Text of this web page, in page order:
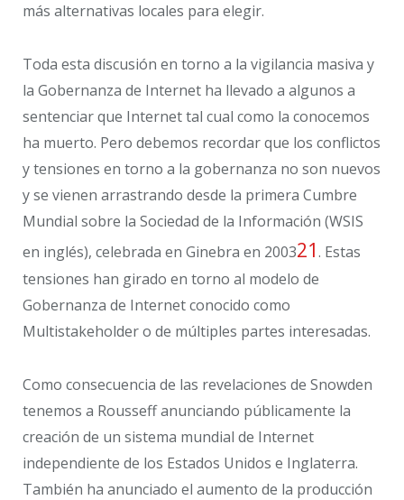
más alternativas locales para elegir.
Toda esta discusión en torno a la vigilancia masiva y
la Gobernanza de Internet ha llevado a algunos a
sentenciar que Internet tal cual como la conocemos
ha muerto. Pero debemos recordar que los conflictos
y tensiones en torno a la gobernanza no son nuevos
y se vienen arrastrando desde la primera Cumbre
Mundial sobre la Sociedad de la Información (WSIS
en inglés), celebrada en Ginebra en 200321. Estas
tensiones han girado en torno al modelo de
Gobernanza de Internet conocido como
Multistakeholder o de múltiples partes interesadas.
Como consecuencia de las revelaciones de Snowden
tenemos a Rousseff anunciando públicamente la
creación de un sistema mundial de Internet
independiente de los Estados Unidos e Inglaterra.
También ha anunciado el aumento de la producción